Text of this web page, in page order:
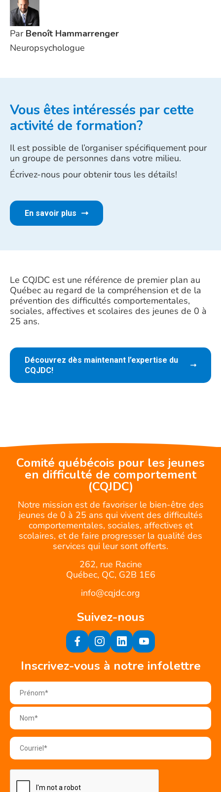
Par Benoît Hammarrenger
Neuropsychologue
Vous êtes intéressés par cette
activité de formation?
Il est possible de l’organiser spécifiquement pour
un groupe de personnes dans votre milieu.
Écrivez-nous pour obtenir tous les détails!
En savoir plus
Le CQJDC est une référence de premier plan au
Québec au regard de la compréhension et de la
prévention des difficultés comportementales,
sociales, affectives et scolaires des jeunes de 0 à
25 ans.
Découvrez dès maintenant l’expertise du
CQJDC!
Comité québécois pour les jeunes
en difficulté de comportement
(CQJDC)
Notre mission est de favoriser le bien-être des
jeunes de 0 à 25 ans qui vivent des difficultés
comportementales, sociales, affectives et
scolaires, et de faire progresser la qualité des
services qui leur sont offerts.
262, rue Racine
Québec, QC, G2B 1E6
info@cqjdc.org
Suivez-nous
Inscrivez-vous à notre infolettre